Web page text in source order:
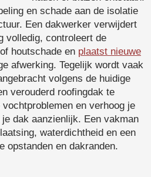
en schade aan de isolatie
Een dakwerker verwijdert
volledig, controleert de
houtschade en plaatst nieuwe
afwerking. Tegelijk wordt vaak
volgens de huidige
verouderd roofingdak te
en verhoog je
dak aanzienlijk. Een vakman
waterdichtheid en een
opstanden en dakranden.